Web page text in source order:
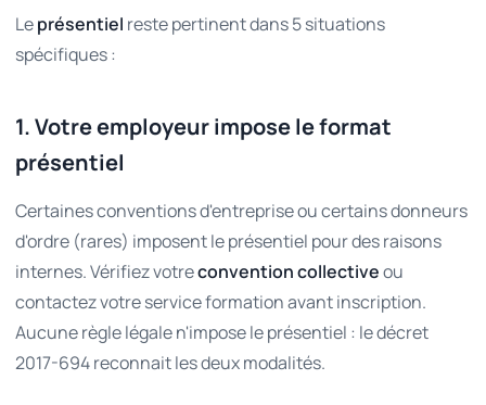
Leprésentiel reste pertinent dans 5 situations
spécifiques :
1. Votre employeur impose le format
présentiel
Certaines conventions d'entreprise ou certains donneurs
d'ordre (rares) imposent le présentiel pour des raisons
internes. Vérifiez votreconvention collectiveou
contactez votre service formation avant inscription.
Aucune règle légale n'impose le présentiel : le décret
2017-694 reconnait les deux modalités.